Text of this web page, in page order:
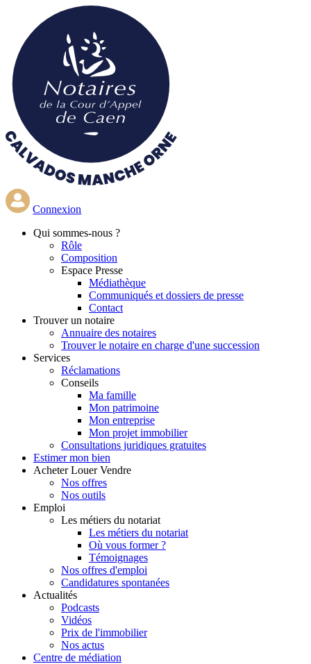
contenu
principal
Connexion
Qui sommes-nous ?
Rôle
Composition
Espace Presse
Médiathèque
Communiqués et dossiers de presse
Contact
Trouver un notaire
Annuaire des notaires
Trouver le notaire en charge d'une succession
Services
Réclamations
Conseils
Ma famille
Mon patrimoine
Mon entreprise
Mon projet immobilier
Consultations juridiques gratuites
Estimer mon bien
Acheter Louer Vendre
Nos offres
Nos outils
Emploi
Les métiers du notariat
Les métiers du notariat
Où vous former ?
Témoignages
Nos offres d'emploi
Candidatures spontanées
Actualités
Podcasts
Vidéos
Prix de l'immobilier
Nos actus
Centre de médiation